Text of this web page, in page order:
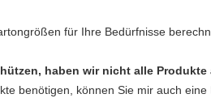
für Ihre Bedürfnisse
haben wir nicht alle
benötigen, können Sie mir auch